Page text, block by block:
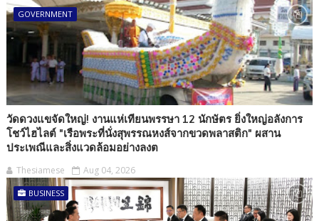
GOVERNMENT
วัดดวงแขจัดใหญ่! งานแห่เทียนพรรษา 12 นักษัตร ยิ่งใหญ่อลังการ
โชว์ไฮไลต์ "เรือพระที่นั่งสุพรรณหงส์จากขวดพลาสติก" ผสาน
ประเพณีและสิ่งแวดล้อมอย่างลงต
Thesiamese Aug 04, 2026
BUSINESS